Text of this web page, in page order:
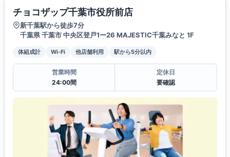
チョコザップ千葉市役所前店
新千葉駅から徒歩7分
千葉県 千葉市 中央区登戸1ー26 MAJESTIC千葉みなと 1F
体組成計 Wi-Fi 他店舗利用 駅から5分以内
営業時間
24:00間
定休日
要確認